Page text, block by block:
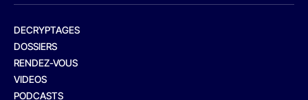
DECRYPTAGES
DOSSIERS
RENDEZ-VOUS
VIDEOS
PODCASTS